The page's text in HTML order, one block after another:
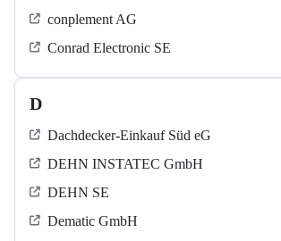
conplement AG
Conrad Electronic SE
D
Dachdecker-Einkauf Süd eG
DEHN INSTATEC GmbH
DEHN SE
Dematic GmbH